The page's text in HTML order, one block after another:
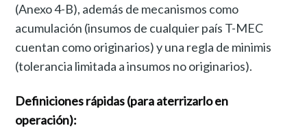
(Anexo 4-B), además de mecanismos como
acumulación (insumos de cualquier país T-MEC
cuentan como originarios) y una regla de minimis
(tolerancia limitada a insumos no originarios).
Definiciones rápidas (para aterrizarlo en
operación):